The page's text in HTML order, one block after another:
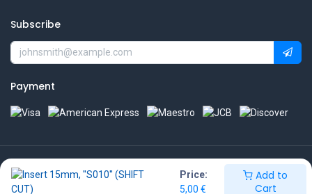
Price:
5,00 €
Add to
Cart
Subscribe
Payment
Copyright © JT-performance